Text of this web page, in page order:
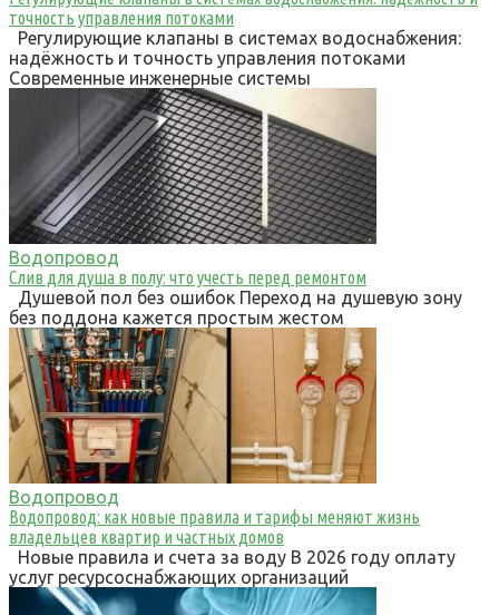
точность управления потоками
Регулирующие клапаны в системах водоснабжения:
надёжность и точность управления потоками
Современные инженерные системы
Водопровод
Слив для душа в полу: что учесть перед ремонтом
Душевой пол без ошибок Переход на душевую зону
без поддона кажется простым жестом
Водопровод
Водопровод: как новые правила и тарифы меняют жизнь
владельцев квартир и частных домов
Новые правила и счета за воду В 2026 году оплату
услуг ресурсоснабжающих организаций